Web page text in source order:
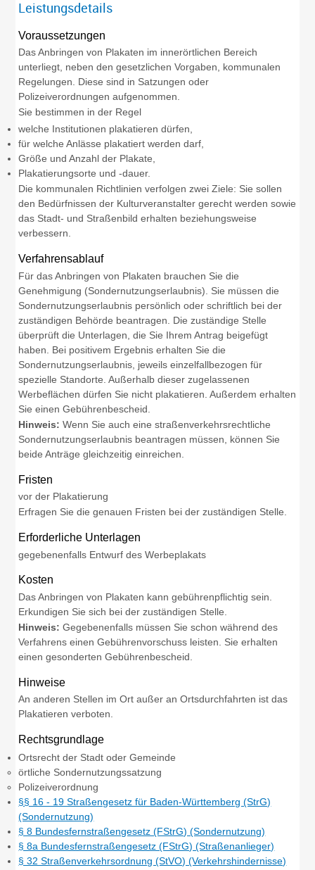
Leistungsdetails
Voraussetzungen
Das Anbringen von Plakaten im innerörtlichen Bereich
unterliegt, neben den gesetzlichen Vorgaben, kommunalen
Regelungen. Diese sind in Satzungen oder
Polizeiverordnungen aufgenommen.
Sie bestimmen in der Regel
welche Institutionen plakatieren dürfen,
für welche Anlässe plakatiert werden darf,
Größe und Anzahl der Plakate,
Plakatierungsorte und -dauer.
Die kommunalen Richtlinien verfolgen zwei Ziele: Sie sollen
den Bedürfnissen der Kulturveranstalter gerecht werden sowie
das Stadt- und Straßenbild erhalten beziehungsweise
verbessern.
Verfahrensablauf
Für das Anbringen von Plakaten brauchen Sie die
Genehmigung (Sondernutzungserlaubnis). Sie müssen die
Sondernutzungserlaubnis persönlich oder schriftlich bei der
zuständigen Behörde beantragen. Die zuständige Stelle
überprüft die Unterlagen, die Sie Ihrem Antrag beigefügt
haben. Bei positivem Ergebnis erhalten Sie die
Sondernutzungserlaubnis, jeweils einzelfallbezogen für
spezielle Standorte. Außerhalb dieser zugelassenen
Werbeflächen dürfen Sie nicht plakatieren. Außerdem erhalten
Sie einen Gebührenbescheid.
Hinweis: Wenn Sie auch eine straßenverkehrsrechtliche
Sondernutzungserlaubnis beantragen müssen, können Sie
beide Anträge gleichzeitig einreichen.
Fristen
vor der Plakatierung
Erfragen Sie die genauen Fristen bei der zuständigen Stelle.
Erforderliche Unterlagen
gegebenenfalls Entwurf des Werbeplakats
Kosten
Das Anbringen von Plakaten kann gebührenpflichtig sein.
Erkundigen Sie sich bei der zuständigen Stelle.
Hinweis: Gegebenenfalls müssen Sie schon während des
Verfahrens einen Gebührenvorschuss leisten. Sie erhalten
einen gesonderten Gebührenbescheid.
Hinweise
An anderen Stellen im Ort außer an Ortsdurchfahrten ist das
Plakatieren verboten.
Rechtsgrundlage
Ortsrecht der Stadt oder Gemeinde
örtliche Sondernutzungssatzung
Polizeiverordnung
§§ 16 - 19 Straßengesetz für Baden-Württemberg (StrG)
(Sondernutzung)
§ 8 Bundesfernstraßengesetz (FStrG) (Sondernutzung)
§ 8a Bundesfernstraßengesetz (FStrG) (Straßenanlieger)
§ 32 Straßenverkehrsordnung (StVO) (Verkehrshindernisse)